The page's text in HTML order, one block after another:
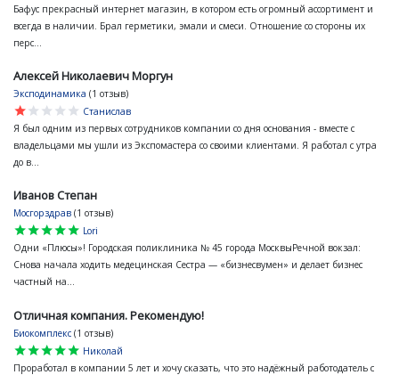
Бафус прекрасный интернет магазин, в котором есть огромный ассортимент и
всегда в наличии. Брал герметики, эмали и смеси. Отношение со стороны их
перс...
Алексей Николаевич Моргун
Эксподинамика (1 отзыв)
star
star
star
star
star
Станислав
Я был одним из первых сотрудников компании со дня основания - вместе с
владельцами мы ушли из Экспомастера со своими клиентами. Я работал с утра
до в...
Иванов Степан
Мосгорздрав (1 отзыв)
star
star
star
star
star
Lori
Одни «Плюсы»! Городская поликлиника № 45 города МосквыРечной вокзал:
Снова начала ходить медецинская Сестра — «бизнесвумен» и делает бизнес
частный на...
Отличная компания. Рекомендую!
Биокомплекс (1 отзыв)
star
star
star
star
star
Николай
Проработал в компании 5 лет и хочу сказать, что это надёжный работодатель с